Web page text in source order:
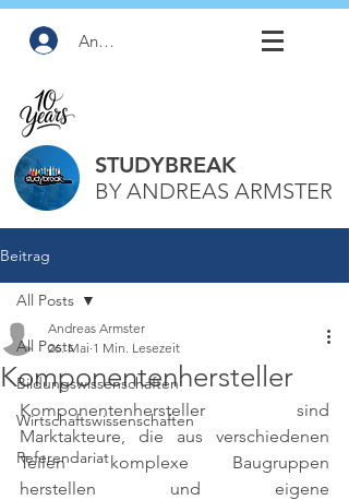
Anmelden
STUDYBREAK
BY ANDREAS ARMSTER
Beitrag
All Posts
Bildungswissenschaften
Wirtschaftswissenschaften
Referendariat
All Posts
Komponentenhersteller
Andreas Armster
26. Mai 1 Min. Lesezeit
Komponentenhersteller sind
Marktakteure, die aus verschiedenen
Teilen komplexe Baugruppen
herstellen und eigene